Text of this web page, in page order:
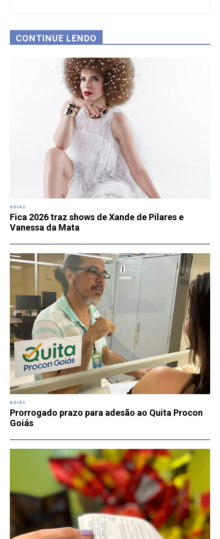
CONTINUE LENDO
GOIÁS
Fica 2026 traz shows de Xande de Pilares e
Vanessa da Mata
GOIÁS
Prorrogado prazo para adesão ao Quita Procon
Goiás